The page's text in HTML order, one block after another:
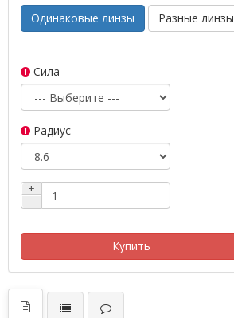
Одинаковые линзы Разные линзы
Сила
Радиус
+
−
Купить